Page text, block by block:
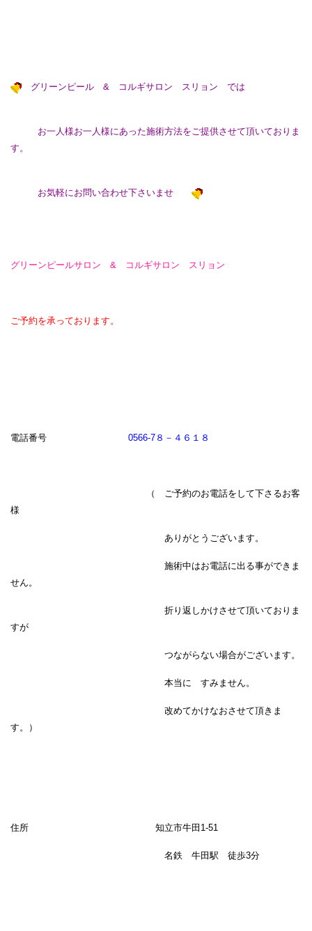
グリーンピール & コルギサロン スリョン では
お一人様お一人様にあった施術方法をご提供させて頂いておりま
す。
お気軽にお問い合わせ下さいませ
グリーンピールサロン & コルギサロン スリョン
ご予約を承っております。
電話番号 0566-7８－４６１８
（ ご予約のお電話をして下さるお客
様
ありがとうございます。
施術中はお電話に出る事ができま
せん。
折り返しかけさせて頂いておりま
すが
つながらない場合がございます。
本当に すみません。
改めてかけなおさせて頂きま
す。）
住所 知立市牛田1-51
名鉄 牛田駅 徒歩3分